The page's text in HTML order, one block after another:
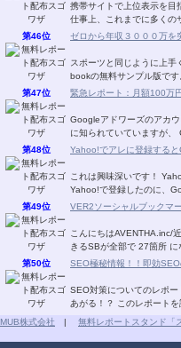
携帯サイトで上位表示を目
仕事上、これまでに多くの
第46位
ゼロから年収３０００万を
スポーツと同じように上
bookの無料サンプル版で
第47位
緊急レポート：月額100万
Googleアドワーズのアカ
に知られていていますが
第48位
Yahoo!でアレに登録する
これは興味深いです！
Yahoo!で登録したのに、
第49位
VER2ソーシャルブックマ
こんにちはAVENTHA.inc/
きるSBが全部で 27箇所
第50位
SEO極秘情報！！即効SEO
SEO対策についてのレポ
あがる！？ このレポート
MUB株式会社 | 無料レポートスタンド「